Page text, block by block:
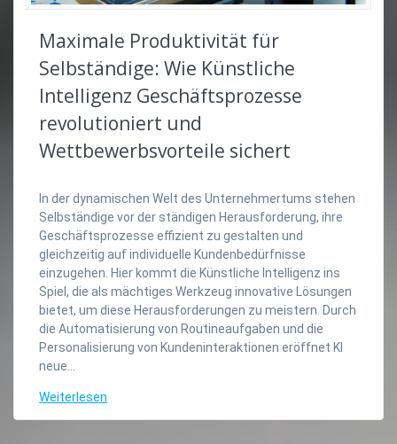
Maximale Produktivität für
Selbständige: Wie Künstliche
Intelligenz Geschäftsprozesse
revolutioniert und
Wettbewerbsvorteile sichert
In der dynamischen Welt des Unternehmertums stehen
Selbständige vor der ständigen Herausforderung, ihre
Geschäftsprozesse effizient zu gestalten und
gleichzeitig auf individuelle Kundenbedürfnisse
einzugehen. Hier kommt die Künstliche Intelligenz ins
Spiel, die als mächtiges Werkzeug innovative Lösungen
bietet, um diese Herausforderungen zu meistern. Durch
die Automatisierung von Routineaufgaben und die
Personalisierung von Kundeninteraktionen eröffnet KI
neue…
Weiterlesen